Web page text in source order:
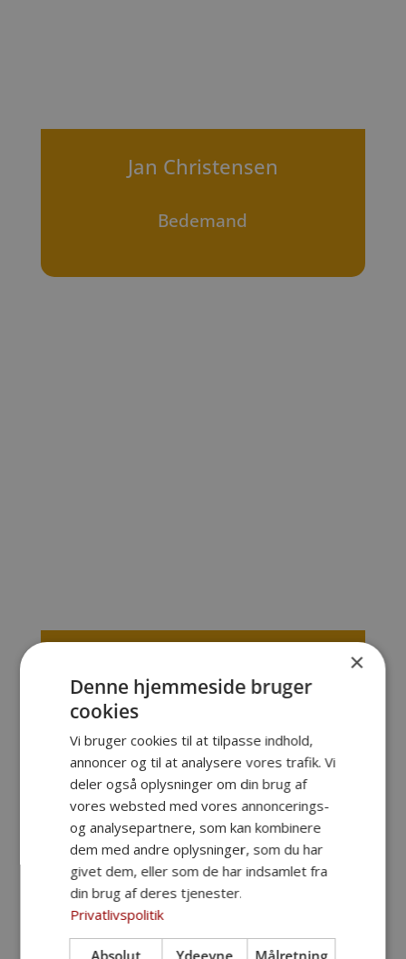
Jan Christensen
Bedemand
✔ Vi anmelder dødsfaldet og sørger for alt
det nødvendige papirarbejde og kontakten
til myndighederne
×
Denne hjemmeside bruger
cookies
Vi bruger cookies til at tilpasse indhold,
annoncer og til at analysere vores trafik. Vi
deler også oplysninger om din brug af
vores websted med vores annoncerings-
og analysepartnere, som kan kombinere
dem med andre oplysninger, som du har
givet dem, eller som de har indsamlet fra
din brug af deres tjenester.
Privatlivspolitik
Absolut Ydeevne Målretning